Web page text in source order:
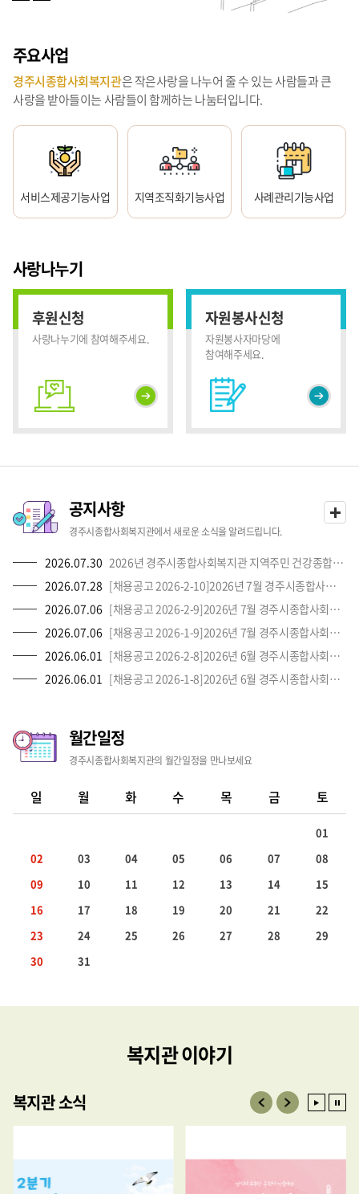
주요사업
경주시종합사회복지관은 작은사랑을 나누어 줄 수 있는 사람들과 큰
사랑을 받아들이는 사람들이 함께하는 나눔터입니다.
서비스제공기능사업 지역조직화기능사업 사례관리기능사업
사랑나누기
후원신청
사랑나누기에 참여해주세요.
자원봉사신청
자원봉사자마당에
참여해주세요.
공지사항
경주시종합사회복지관에서 새로운 소식을 알려드립니다.
2026.07.30
2026년 경주시종합사회복지관 지역주민 건강종합센터 강사 모집
2026.07.28
[채용공고 2026-2-10]2026년 7월 경주시종합사회복지관 직원 공개채용 공고(독거노인 장애인 응급안전안심서비스사업)
2026.07.06
[채용공고 2026-2-9]2026년 7월 경주시종합사회복지관 직원 공개채용 공고(독거노인 장애인 응급안전안심서비스사업)
2026.07.06
[채용공고 2026-1-9]2026년 7월 경주시종합사회복지관 직원 공개채용 공고(경주시기초푸드뱅크)
2026.06.01
[채용공고 2026-2-8]2026년 6월 경주시종합사회복지관 직원 공개채용 공고(독거노인 장애인 응급안전안심서비스사업)
2026.06.01
[채용공고 2026-1-8]2026년 6월 경주시종합사회복지관 직원 공개채용 공고(경주시기초푸드뱅크)
월간일정
경주시종합사회복지관의 월간일정을 만나보세요
일 월 화 수 목 금 토
01
02
03 04 05 06 07
08
09
10 11 12 13 14
15
16
17 18 19 20 21
22
23
24 25 26 27 28
29
30
31
복지관 이야기
복지관 소식